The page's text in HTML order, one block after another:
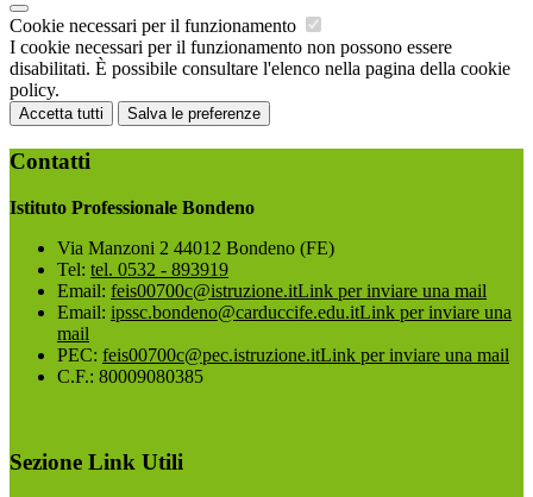
Cookie necessari per il funzionamento
I cookie necessari per il funzionamento non possono essere
disabilitati. È possibile consultare l'elenco nella pagina della cookie
policy.
Accetta tutti Salva le preferenze
Contatti
Istituto Professionale Bondeno
Via Manzoni 2 44012 Bondeno (FE)
Tel: tel. 0532 - 893919
Email: feis00700c@istruzione.itLink per inviare una mail
Email: ipssc.bondeno@carduccife.edu.itLink per inviare una
mail
PEC: feis00700c@pec.istruzione.itLink per inviare una mail
C.F.: 80009080385
Sezione Link Utili